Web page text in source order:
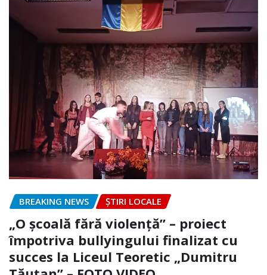
BREAKING NEWS ȘTIRI LOCALE
„O școală fără violență” – proiect
împotriva bullyingului finalizat cu
succes la Liceul Teoretic „Dumitru